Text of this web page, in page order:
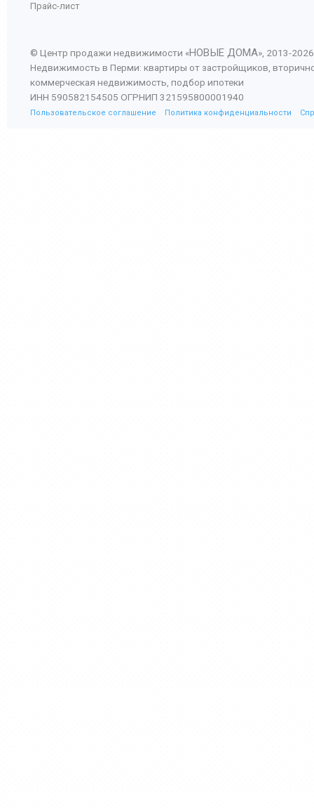
Прайс-лист
© Центр продажи недвижимости «НОВЫЕ ДОМА», 2013-2026
Недвижимость в Перми: квартиры от застройщиков,
коммерческая недвижимость, подбор ипотеки
ИНН 590582154505 ОГРНИП 321595800001940
Пользовательское соглашение Политика конфиденциальности